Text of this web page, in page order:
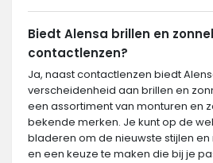
Biedt Alensa brillen en
contactlenzen?
Ja, naast contactlenzen biedt
verscheidenheid aan brillen en
een assortiment van monturen en
bekende merken. Je kunt op de
bladeren om de nieuwste stijlen
en een keuze te maken die bij je